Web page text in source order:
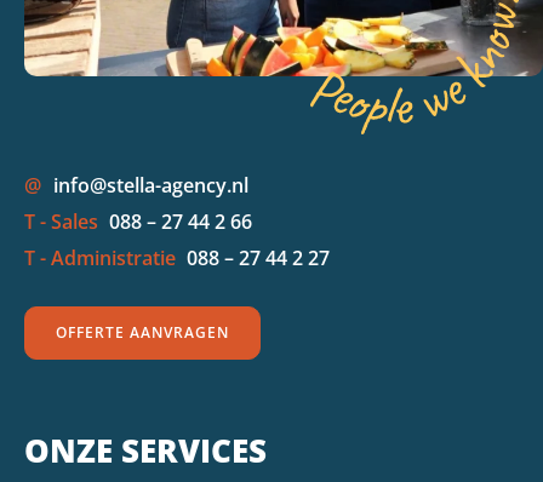
@ info@stella-agency.nl
T - Sales 088 – 27 44 2 66
T - Administratie 088 – 27 44 2 27
OFFERTE AANVRAGEN
ONZE SERVICES